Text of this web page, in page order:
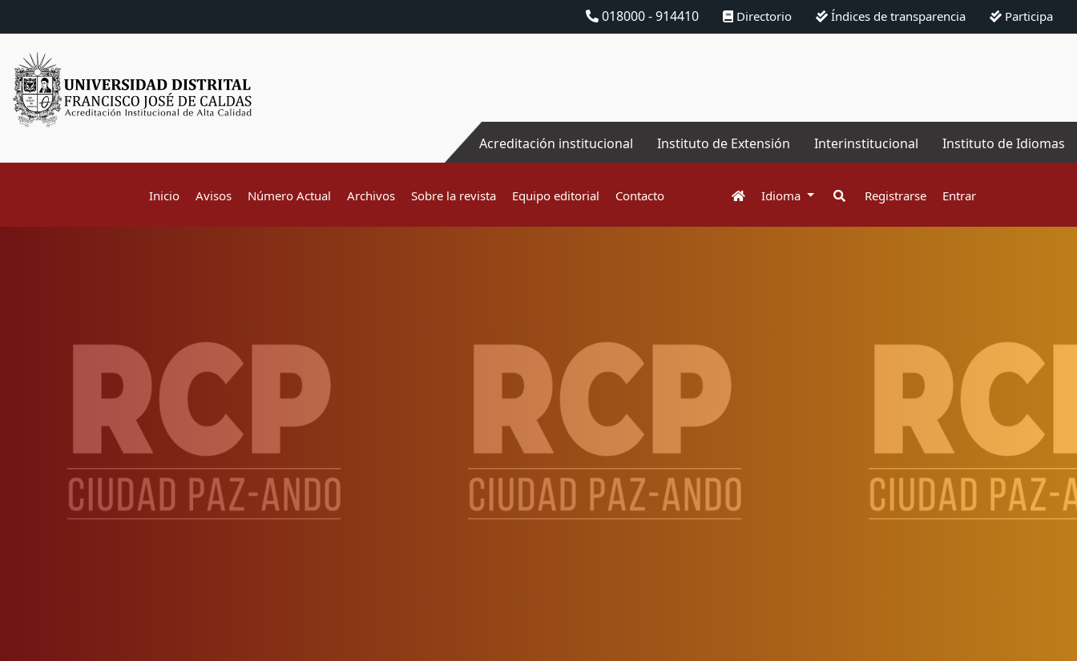
018000 - 914410 Directorio Índices de transparencia Participa
Acreditación institucional Instituto de Extensión Interinstitucional Instituto de Idiomas
Inicio Avisos Número Actual Archivos Sobre la revista Equipo editorial Contacto Idioma Registrarse Entrar